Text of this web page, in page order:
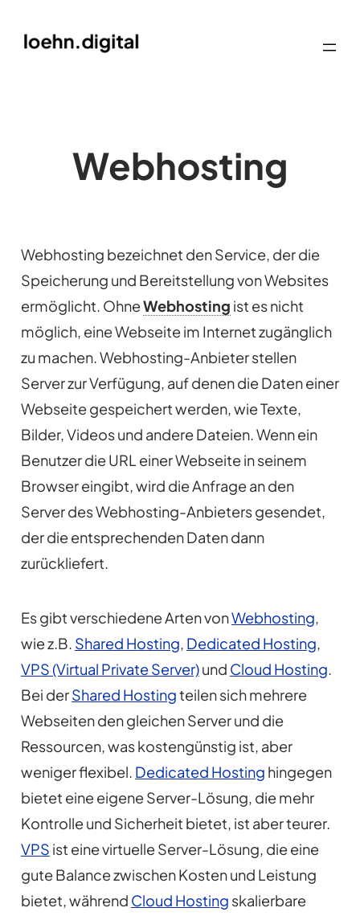
Webhosting
Webhosting bezeichnet den Service, der die
Speicherung und Bereitstellung von Websites
ermöglicht. OhneWebhosting ist es nicht
möglich, eine Webseite im Internet zugänglich
zu machen. Webhosting-Anbieter stellen
Server zur Verfügung, auf denen die Daten einer
Webseite gespeichert werden, wie Texte,
Bilder, Videos und andere Dateien. Wenn ein
Benutzer die URL einer Webseite in seinem
Browser eingibt, wird die Anfrage an den
Server des Webhosting-Anbieters gesendet,
der die entsprechenden Daten dann
zurückliefert.
Es gibt verschiedene Arten vonWebhosting,
wie z.B. Shared Hosting, Dedicated Hosting,
VPS (Virtual Private Server)und Cloud Hosting.
Bei derShared Hostingteilen sich mehrere
Webseiten den gleichen Server und die
Ressourcen, was kostengünstig ist, aber
weniger flexibel. Dedicated Hosting hingegen
bietet eine eigene Server-Lösung, die mehr
Kontrolle und Sicherheit bietet, ist aber teurer.
VPS ist eine virtuelle Server-Lösung, die eine
gute Balance zwischen Kosten und Leistung
bietet, während Cloud Hosting skalierbare